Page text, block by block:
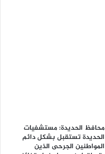
محافظ الحديدة: مستشفيات
الحديدة تستقبل بشكل دائم
المواطنين الجرحى الذين